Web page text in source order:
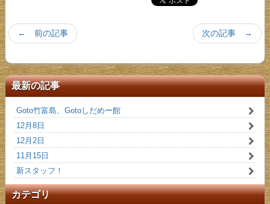
次の記事 →
← 前の記事
最新の記事
Goto竹富島、Gotoしだめー館
12月8日
12月2日
11月15日
新スタッフ！
カテゴリ